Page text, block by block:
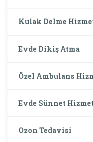
Kulak Delme
Evde Dikiş Atma
Özel Ambulans
Evde Sünnet
Ozon Tedavisi